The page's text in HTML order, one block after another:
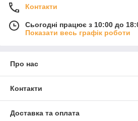
Контакти
Сьогодні працює з 10:00 до
Показати весь графік роботи
Про нас
Контакти
Доставка та оплата